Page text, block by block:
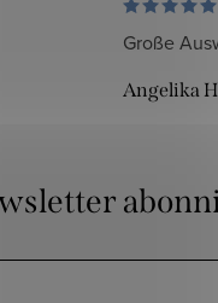
Große
Angelika